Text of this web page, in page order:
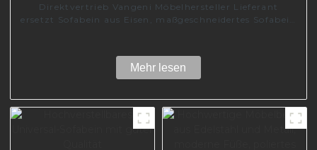
Direktvertrieb Vangeni Möbelhersteller Lieferant
ersetzt Sofabein aus Eisen, maßgeschneidertes Sofabein
Mehr lesen